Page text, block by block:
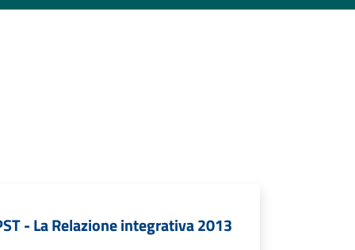
- La Relazione integrativa 2013